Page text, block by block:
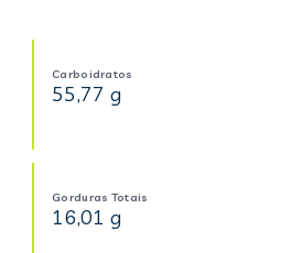
Carboidratos
55,77 g
Gorduras Totais
16,01 g